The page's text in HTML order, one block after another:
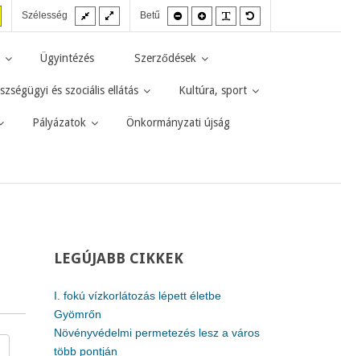
Szélesség
Fix
elrendezés
Széles
elrendezés
Betű
Kisebb
betűméret
Nagyobb
betűméret
Ügyintézés Szerződések
és szociális ellátás Kultúra, sport
Pályázatok Önkormányzati újság
LEGÚJABB CIKKEK
I. fokú vízkorlátozás lépett életbe
Gyömrőn
Növényvédelmi permetezés lesz a város
több pontján